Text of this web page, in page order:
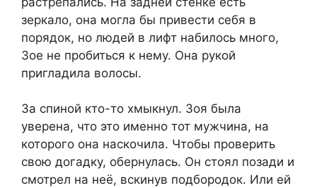
зеркало, она могла бы привести себя в
порядок, но людей в лифт набилось много,
Зое не пробиться к нему. Она рукой
пригладила волосы.
За спиной кто-то хмыкнул. Зоя была
уверена, что это именно тот мужчина, на
которого она наскочила. Чтобы проверить
свою догадку, обернулась. Он стоял позади и
смотрел на неё, вскинув подбородок. Или ей